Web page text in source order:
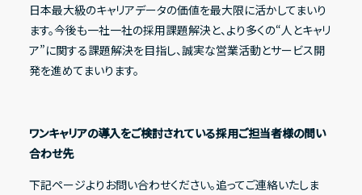
日本最大級のキャリアデータの価値を最大限に活かしてまいり
ます。今後も一社一社の採用課題解決と、より多くの“人とキャリ
ア”に関する課題解決を目指し、誠実な営業活動とサービス開
発を進めてまいります。
ワンキャリアの導入をご検討されている採用ご担当者様の問い
合わせ先
下記ページよりお問い合わせください。追ってご連絡いたしま